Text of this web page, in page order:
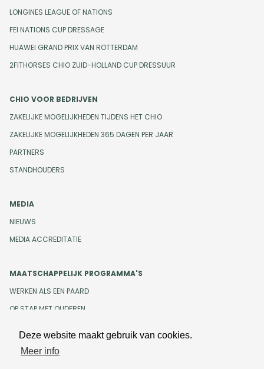
Deze website maakt gebruik van cookies.
Meer info
LONGINES LEAGUE OF NATIONS
FEI NATIONS CUP DRESSAGE
HUAWEI GRAND PRIX VAN ROTTERDAM
2FITHORSES CHIO ZUID-HOLLAND CUP DRESSUUR
CHIO VOOR BEDRIJVEN
ZAKELIJKE MOGELIJKHEDEN TIJDENS HET CHIO
ZAKELIJKE MOGELIJKHEDEN 365 DAGEN PER JAAR
PARTNERS
STANDHOUDERS
MEDIA
NIEUWS
MEDIA ACCREDITATIE
MAATSCHAPPELIJK PROGRAMMA'S
WERKEN ALS EEN PAARD
OP STAP MET OUDEREN
Design en development door